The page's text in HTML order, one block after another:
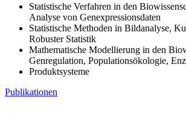
Statistische Verfahren in den
Analyse von Genexpressionsdaten
Statistische Methoden in Bildanalyse,
Robuster Statistik
Mathematische Modellierung in den
Genregulation, Populationsökologie,
Produktsysteme
Publikationen